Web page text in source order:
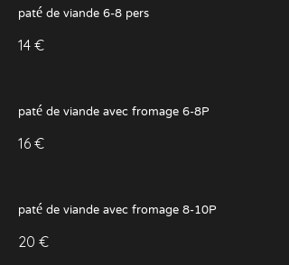
paté de viande 6-8 pers
14 €
paté de viande avec fromage 6-8P
16 €
paté de viande avec fromage 8-10P
20 €